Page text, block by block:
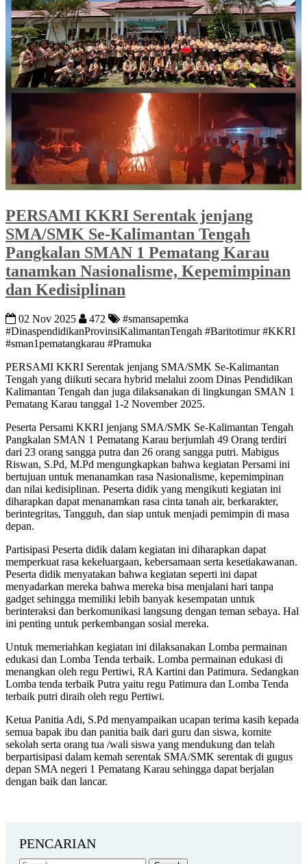
PERSAMI KKRI Serentak jenjang
SMA/SMK Se-Kalimantan Tengah
Pangkalan SMAN 1 Pematang Karau
tanamkan Nasionalisme, Kepemimpinan
dan Kedisiplinan
02 Nov 2025 472
#smansapemka
#DinaspendidikanProvinsiKalimantanTengah #Baritotimur #KKRI
#sman1pematangkarau #Pramuka
PERSAMI KKRI Serentak jenjang SMA/SMK Se-Kalimantan
Tengah yang diikuti secara hybrid melalui zoom Dinas Pendidikan
Kalimantan Tengah dan juga dilaksanakan di lingkungan SMAN 1
Pematang Karau tanggal 1-2 November 2025.
Peserta Persami KKRI jenjang SMA/SMK Se-Kalimantan Tengah
Pangkalan SMAN 1 Pematang Karau berjumlah 49 Orang terdiri
dari 23 orang sangga putra dan 26 orang sangga putri. Mabigus
Riswan, S.Pd, M.Pd mengungkapkan bahwa kegiatan Persami ini
bertujuan untuk menanamkan rasa Nasionalisme, kepemimpinan
dan nilai kedisiplinan. Peserta didik yang mengikuti kegiatan ini
diharapkan dapat menanamkan rasa cinta tanah air, berkarakter,
berintegritas, Tangguh, dan siap untuk menjadi pemimpin di masa
depan.
Partisipasi Peserta didik dalam kegiatan ini diharapkan dapat
memperkuat rasa kekeluargaan, kebersamaan serta kesetiakawanan.
Peserta didik menyatakan bahwa kegiatan seperti ini dapat
menyadarkan mereka bahwa mereka bisa menjalani hari tanpa
gadget sehingga memiliki lebih banyak kesempatan untuk
berinteraksi dan berkomunikasi langsung dengan teman sebaya. Hal
ini penting untuk perkembangan sosial mereka.
Untuk memeriahkan kegiatan ini dilaksanakan Lomba permainan
edukasi dan Lomba Tenda terbaik. Lomba permainan edukasi di
menangkan oleh regu Pertiwi, RA Kartini dan Patimura. Sedangkan
Lomba tenda terbaik Putra yaitu regu Patimura dan Lomba Tenda
terbaik putri diraih oleh regu Pertiwi.
Ketua Panitia Adi, S.Pd menyampaikan ucapan terima kasih kepada
semua bapak ibu dan panitia baik dari guru dan siswa, komite
sekolah serta orang tua /wali siswa yang mendukung dan telah
berpartisipasi dalam kemah serentak SMA/SMK serentak di gugus
depan SMA negeri 1 Pematang Karau sehingga dapat berjalan
dengan baik dan lancar.
PENCARIAN